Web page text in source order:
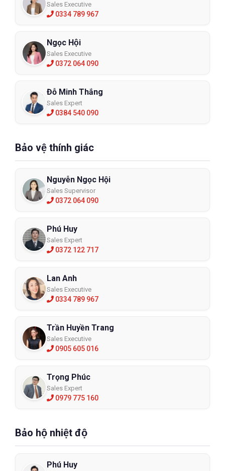
Sales Executive
0334 789 967
Ngọc Hội
Sales Executive
0372 064 090
Đỗ Minh Thắng
Sales Expert
0384 540 090
Bảo vệ thính giác
Nguyễn Ngọc Hội
Sales Supervisor
0372 064 090
Phú Huy
Sales Expert
0372 122 717
Lan Anh
Sales Executive
0334 789 967
Trần Huyền Trang
Sales Executive
0905 605 016
Trọng Phúc
Sales Expert
0979 775 160
Bảo hộ nhiệt độ
Phú Huy